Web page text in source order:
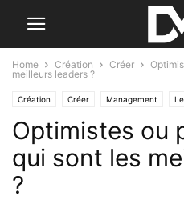
Home Création Créer
meilleurs leaders ?
Création Créer Management
Personnel
Optimistes ou
qui sont les
?